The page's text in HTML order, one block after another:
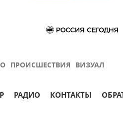
ПРОИСШЕСТВИЯ ВИЗУАЛ
РАДИО КОНТАКТЫ